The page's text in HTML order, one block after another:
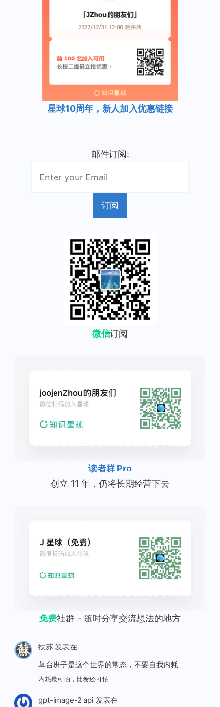
星球10周年，新人加入优惠链接
邮件订阅:
微信订阅
读者群 Pro
创立 11 年，仍将长期经营下去
免费社群 - 随时分享交流想法的地方
扶苏发表在
草台班子是这个世界的常态，不要自我内耗
内耗最可怕，比卷还可怕
gpt-image-2 api 发表在